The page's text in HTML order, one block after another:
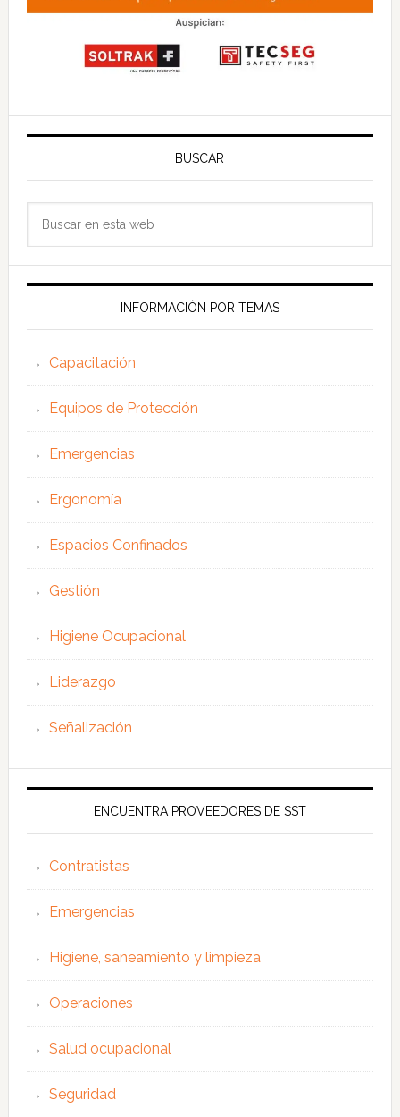
BUSCAR
web
INFORMACIÓN POR TEMAS
Capacitación
Equipos de Protección
Emergencias
Ergonomía
Espacios Confinados
Gestión
Higiene Ocupacional
Liderazgo
Señalización
ENCUENTRA PROVEEDORES DE SST
Contratistas
Emergencias
Higiene, saneamiento y limpieza
Operaciones
Salud ocupacional
Seguridad